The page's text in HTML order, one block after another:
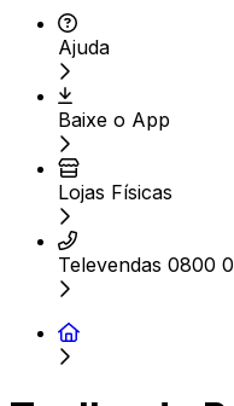
Ajuda
Baixe o App
Lojas Físicas
Televendas 0800